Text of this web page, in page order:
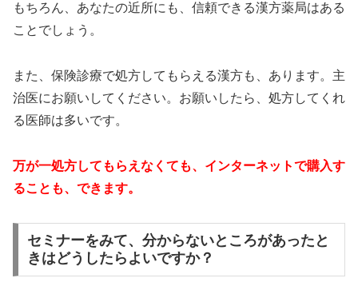
もちろん、あなたの近所にも、信頼できる漢方薬局はある
ことでしょう。
また、保険診療で処方してもらえる漢方も、あります。主
治医にお願いしてください。お願いしたら、処方してくれ
る医師は多いです。
万が一処方してもらえなくても、インターネットで購入す
ることも、できます。
セミナーをみて、分からないところがあったと
きはどうしたらよいですか？